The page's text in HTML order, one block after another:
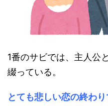
1番のサビでは、主人公
綴っている。
とても悲しい恋の終わり